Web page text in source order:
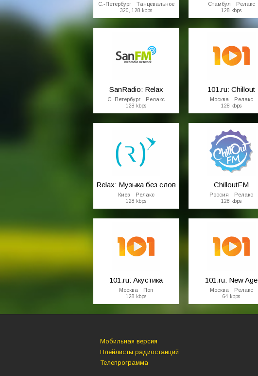
С.-Петербург Танцевальное
320, 128 kbps
Стамбул Релакс
128 kbps
SanRadio: Relax
С.-Петербург Релакс
128 kbps
101.ru: Chillout
Москва Релакс
128 kbps
Relax: Музыка без слов
Киев Релакс
128 kbps
ChilloutFM
Россия Релакс
128 kbps
101.ru: Акустика
Москва Поп
128 kbps
101.ru: New Age
Москва Релакс
64 kbps
Мобильная версия
Плейлисты радиостанций
Телепрограмма